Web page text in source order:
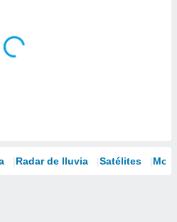
Radar de lluvia Satélites